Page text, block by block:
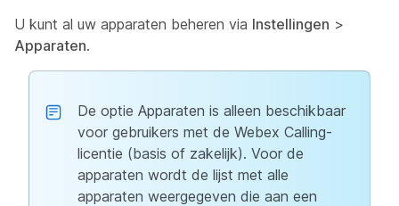
U kunt al uw apparaten beheren via Instellingen >
Apparaten.
De optie Apparaten is alleen beschikbaar
voor gebruikers met de Webex Calling-
licentie (basis of zakelijk). Voor de
apparaten wordt de lijst met alle
apparaten weergegeven die aan een